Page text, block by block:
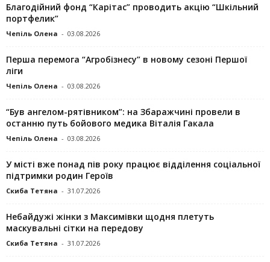
Благодійний фонд “Карітас” проводить акцію “Шкільний
портфелик”
Чепіль Олена - 03.08.2026
Перша перемога “Агробізнесу” в новому сезоні Першої
ліги
Чепіль Олена - 03.08.2026
“Був ангелом-рятівником”: на Збаражчині провели в
останню путь бойового медика Віталія Гакала
Чепіль Олена - 03.08.2026
У місті вже понад пів року працює відділення соціальної
підтримки родин Героїв
Скиба Тетяна - 31.07.2026
Небайдужі жінки з Максимівки щодня плетуть
маскувальні сітки на передову
Скиба Тетяна - 31.07.2026